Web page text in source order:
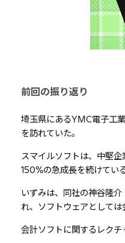
前回の振り返り
埼玉県にあるYMC電子工
を訪れていた。
スマイルソフトは、中堅
150%の急成長を続けている
いずみは、同社の神谷隆
れ、ソフトウェアとしては
会計ソフトに関するレクチ